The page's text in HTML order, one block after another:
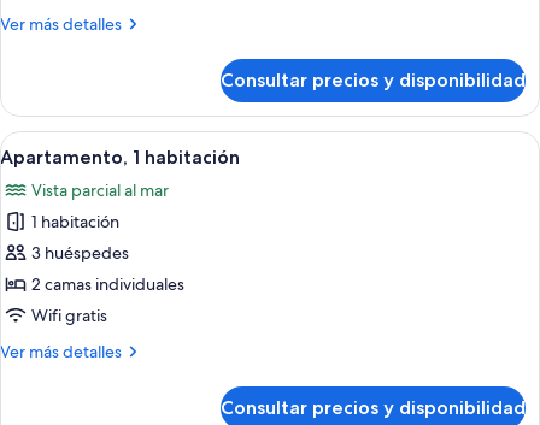
camas
Ver más detalles
Más
con
camas
individuales
Consultar precios y disponibilidad
Abrir
todas
las
fotos
de
Apartamento,
1
Habitación de hotel con cama, una
6
Apartamento, 1 habitación
Vista parcial al mar
1 habitación
3 huéspedes
2 camas individuales
Wifi gratis
Ver más detalles
Más
Consultar precios y disponibilidad